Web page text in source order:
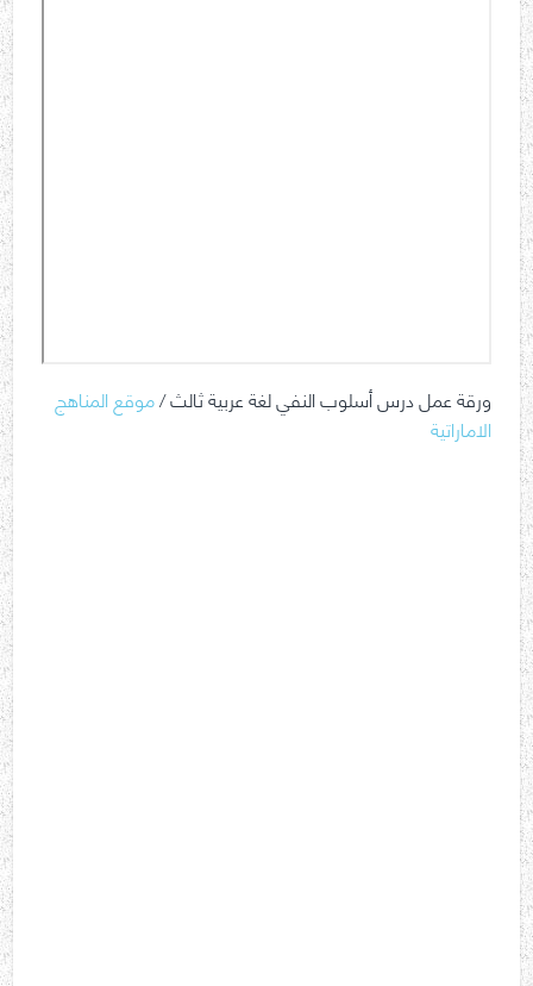
ورقة عمل درس أسلوب النفي لغة عربية ثالث /موقع المناهج
الاماراتية